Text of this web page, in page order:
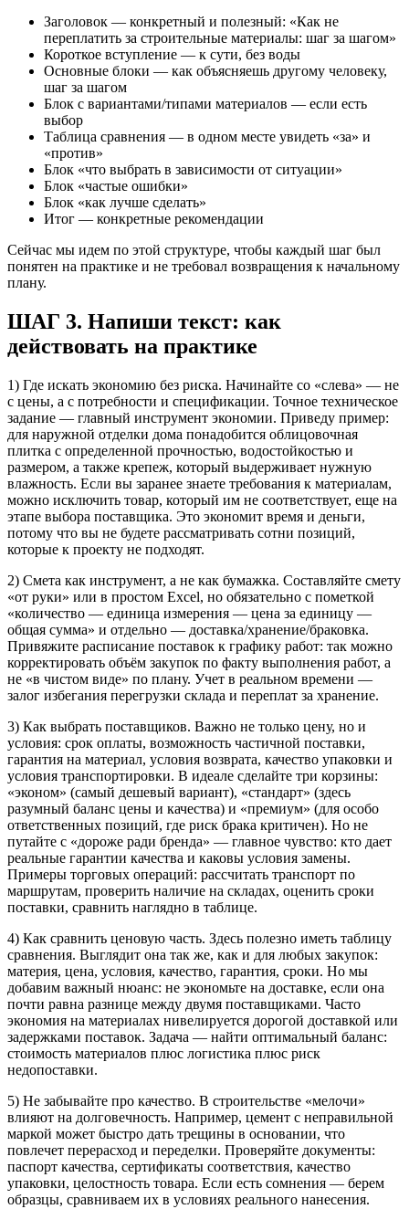
Заголовок — конкретный и полезный: «Как не
переплатить за строительные материалы: шаг за шагом»
Короткое вступление — к сути, без воды
Основные блоки — как объясняешь другому человеку,
шаг за шагом
Блок с вариантами/типами материалов — если есть
выбор
Таблица сравнения — в одном месте увидеть «за» и
«против»
Блок «что выбрать в зависимости от ситуации»
Блок «частые ошибки»
Блок «как лучше сделать»
Итог — конкретные рекомендации
Сейчас мы идем по этой структуре, чтобы каждый шаг был
понятен на практике и не требовал возвращения к начальному
плану.
ШАГ 3. Напиши текст: как
действовать на практике
1) Где искать экономию без риска. Начинайте со «слева» — не
с цены, а с потребности и спецификации. Точное техническое
задание — главный инструмент экономии. Приведу пример:
для наружной отделки дома понадобится облицовочная
плитка с определенной прочностью, водостойкостью и
размером, а также крепеж, который выдерживает нужную
влажность. Если вы заранее знаете требования к материалам,
можно исключить товар, который им не соответствует, еще на
этапе выбора поставщика. Это экономит время и деньги,
потому что вы не будете рассматривать сотни позиций,
которые к проекту не подходят.
2) Смета как инструмент, а не как бумажка. Составляйте смету
«от руки» или в простом Excel, но обязательно с пометкой
«количество — единица измерения — цена за единицу —
общая сумма» и отдельно — доставка/хранение/браковка.
Привяжите расписание поставок к графику работ: так можно
корректировать объём закупок по факту выполнения работ, а
не «в чистом виде» по плану. Учет в реальном времени —
залог избегания перегрузки склада и переплат за хранение.
3) Как выбрать поставщиков. Важно не только цену, но и
условия: срок оплаты, возможность частичной поставки,
гарантия на материал, условия возврата, качество упаковки и
условия транспортировки. В идеале сделайте три корзины:
«эконом» (самый дешевый вариант), «стандарт» (здесь
разумный баланс цены и качества) и «премиум» (для особо
ответственных позиций, где риск брака критичен). Но не
путайте с «дороже ради бренда» — главное чувство: кто дает
реальные гарантии качества и каковы условия замены.
Примеры торговых операций: рассчитать транспорт по
маршрутам, проверить наличие на складах, оценить сроки
поставки, сравнить наглядно в таблице.
4) Как сравнить ценовую часть. Здесь полезно иметь таблицу
сравнения. Выглядит она так же, как и для любых закупок:
материя, цена, условия, качество, гарантия, сроки. Но мы
добавим важный нюанс: не экономьте на доставке, если она
почти равна разнице между двумя поставщиками. Часто
экономия на материалах нивелируется дорогой доставкой или
задержками поставок. Задача — найти оптимальный баланс:
стоимость материалов плюс логистика плюс риск
недопоставки.
5) Не забывайте про качество. В строительстве «мелочи»
влияют на долговечность. Например, цемент с неправильной
маркой может быстро дать трещины в основании, что
повлечет перерасход и переделки. Проверяйте документы:
паспорт качества, сертификаты соответствия, качество
упаковки, целостность товара. Если есть сомнения — берем
образцы, сравниваем их в условиях реального нанесения.